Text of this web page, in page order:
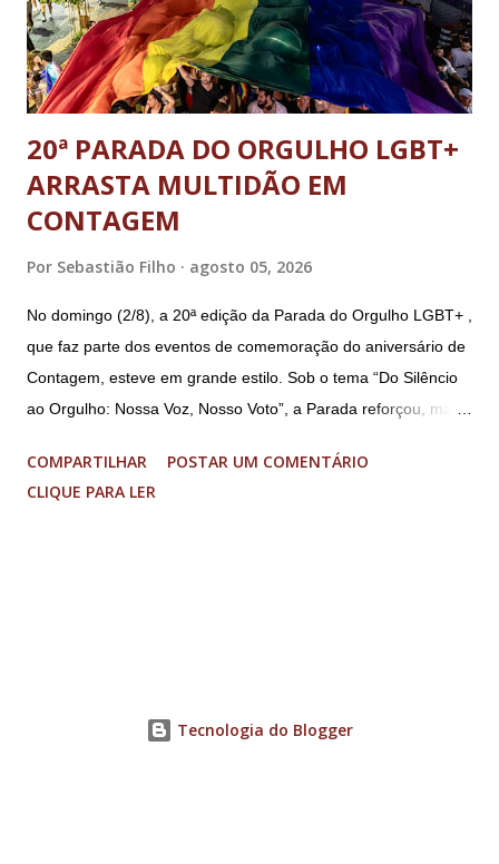
20ª PARADA DO ORGULHO LGBT+
ARRASTA MULTIDÃO EM
CONTAGEM
Por Sebastião Filho agosto 05, 2026
No domingo (2/8), a 20ª edição da Parada do Orgulho LGBT+ ,
que faz parte dos eventos de comemoração do aniversário de
Contagem, esteve em grande estilo. Sob o tema “Do Silêncio
ao Orgulho: Nossa Voz, Nosso Voto”, a Parada reforçou, mais
município. A concentração foi na Praça da Glória, que estava
preparada com um palco e contou com diversos shows,
por ser um movimento de resistência, de ocupação das ruas e
COMPARTILHAR
POSTAR UM COMENTÁRIO
CLIQUE PARA LER
Tecnologia do Blogger